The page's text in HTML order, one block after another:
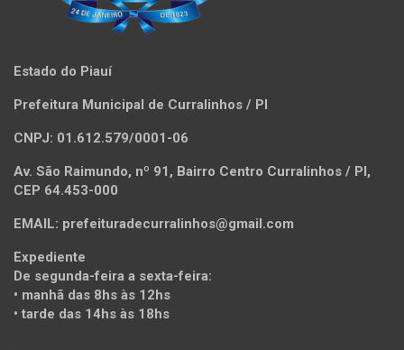
Estado do Piauí
Prefeitura Municipal de Curralinhos / PI
CNPJ: 01.612.579/0001-06
Av. São Raimundo, nº 91, Bairro Centro Curralinhos / PI,
CEP 64.453-000
EMAIL: prefeituradecurralinhos@gmail.com
Expediente
De segunda-feira a sexta-feira:
• manhã das 8hs às 12hs
• tarde das 14hs às 18hs